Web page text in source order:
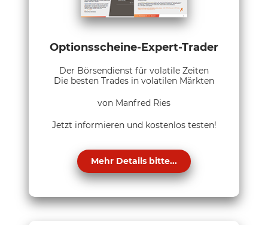
Optionsscheine-Expert-Trader
Der Börsendienst für volatile Zeiten
Die besten Trades in volatilen Märkten
von Manfred Ries
Jetzt informieren und kostenlos testen!
Mehr Details bitte...